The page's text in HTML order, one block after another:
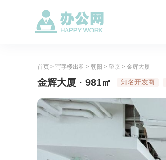
首页 > 写字楼出租 > 朝阳 > 望京 > 金辉大厦
金辉大厦 · 981㎡ 知名开发商